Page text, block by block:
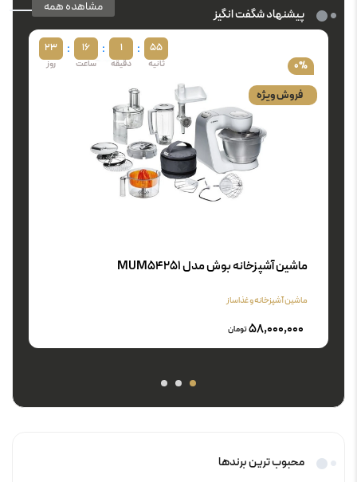
پیشنهاد شگفت انگیز مشاهده همه
0%
فروش ویژه
23 : 16 : 1 : 54
ماشین آشپزخانه بوش مدل MUM54251
ماشین آشپزخانه و غذاساز
58,000,000تومان
محبوب ترین برندها